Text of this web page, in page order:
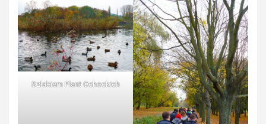
Szlakiem Plant Ochockich